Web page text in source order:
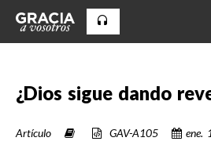
¿Dios sigue dando
Artículo GAV-A105 ene.